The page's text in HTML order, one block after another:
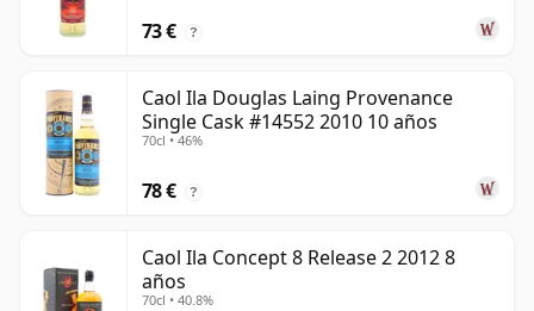
73 € ?
Caol Ila Douglas Laing Provenance
Single Cask #14552 2010 10 años
70cl • 46%
78 € ?
Caol Ila Concept 8 Release 2 2012 8
años
70cl • 40.8%